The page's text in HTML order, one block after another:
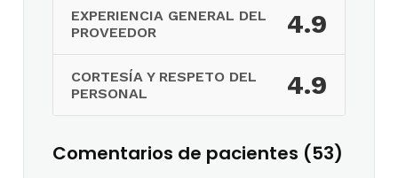
EXPERIENCIA GENERAL DEL
PROVEEDOR
4.9
CORTESÍA Y RESPETO DEL
PERSONAL
4.9
Comentarios de pacientes (53)